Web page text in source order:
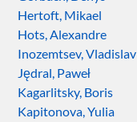
Hertoft, Mikael
Hots, Alexandre
Inozemtsev, Vladislav
Jędral, Paweł
Kagarlitsky, Boris
Kapitonova, Yulia